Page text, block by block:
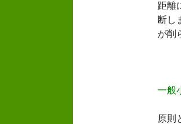
距離
断し
が削
一般
原則